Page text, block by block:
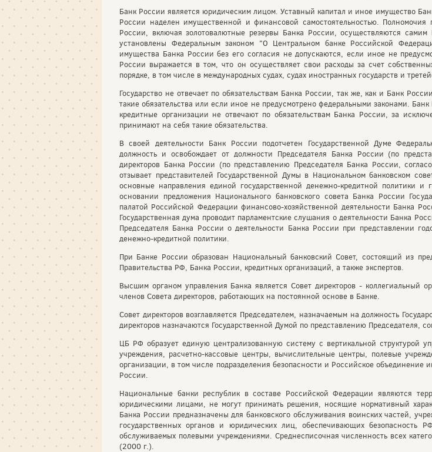
Банк России является юридическим лицом. Уставный капитал и иное имущество
России наделен имущественной и финансовой самостоятельностью.
России, включая золотовалютные резервы Банка России, осуществляются
установлены Федеральным законом "О Центральном банке Российской
имущества Банка России без его согласия не допускаются, если иное не
России выражается в том, что он осуществляет свои расходы за счет
порядке, в том числе в международных судах, судах иностранных государств и
Государство не отвечает по обязательствам Банка России, так же, как и Банк
такие обязательства или если иное не предусмотрено федеральными законами.
кредитные организации не отвечают по обязательствам Банка России, за
принимают на себя такие обязательства.
В своей деятельности Банк России подотчетен Государственной Думе
должность и освобождает от должности Председателя Банка России (по
директоров Банка России (по представлению Председателя Банка России,
отзывает представителей Государственной Думы в Национальном банковском
основные направления единой государственной денежно-кредитной
основании предложения Национального банковского совета Банка России
палатой Российской Федерации финансово-хозяйственной деятельности Банка
Государственная дума проводит парламентские слушания о деятельности Банка
Председателя Банка России о деятельности Банка России при представлении
денежно-кредитной политики.
При Банке России образован Национальный банковский Совет, состоящий из
Правительства РФ, Банка России, кредитных организаций, а также экспертов.
Высшим органом управления Банка является Совет директоров - коллегиальный
членов Совета директоров, работающих на постоянной основе в Банке.
Совет директоров возглавляется Председателем, назначаемым на должность
директоров назначаются Государственной Думой по представлению Председателя,
ЦБ РФ образует единую централизованную систему с вертикальной структурой
учреждения, расчетно-кассовые центры, вычислительные центры, полевые
организации, в том числе подразделения безопасности и Российское
России.
Национальные банки республик в составе Российской Федерации являются
юридическими лицами, не могут принимать решения, носящие нормативный
Банка России предназначены для банковского обслуживания воинских частей,
государственных органов и юридических лиц, обеспечивающих
обслуживаемых полевыми учреждениями. Среднесписочная численность всех
(2000 г.).